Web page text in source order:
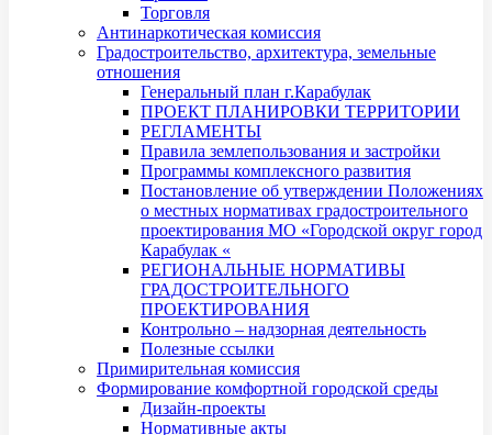
Торговля
Антинаркотическая комиссия
Градостроительство, архитектура, земельные
отношения
Генеральный план г.Карабулак
ПРОЕКТ ПЛАНИРОВКИ ТЕРРИТОРИИ
РЕГЛАМЕНТЫ
Правила землепользования и застройки
Программы комплексного развития
Постановление об утверждении Положениях
о местных нормативах градостроительного
проектирования МО «Городской округ город
Карабулак «
РЕГИОНАЛЬНЫЕ НОРМАТИВЫ
ГРАДОСТРОИТЕЛЬНОГО
ПРОЕКТИРОВАНИЯ
Контрольно – надзорная деятельность
Полезные ссылки
Примирительная комиссия
Формирование комфортной городской среды
Дизайн-проекты
Нормативные акты